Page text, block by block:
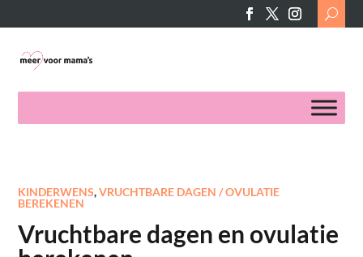
Search
for:
KINDERWENS,VRUCHTBARE DAGEN / OVULATIE
BEREKENEN
Vruchtbare dagen en ovulatie